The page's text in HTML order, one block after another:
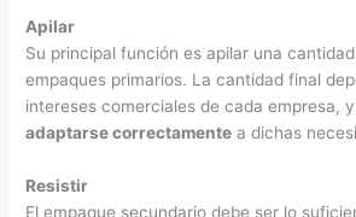
Apilar
Su principal función es apilar una
empaques primarios. La cantidad final
intereses comerciales de cada empresa,
adaptarse correctamente a dichas
Resistir
El empaque secundario debe ser lo